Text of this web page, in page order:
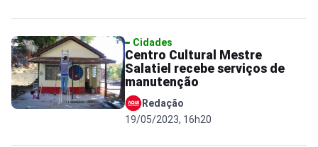
Cidades
Centro Cultural Mestre
Salatiel recebe serviços de
manutenção
Redação
19/05/2023, 16h20